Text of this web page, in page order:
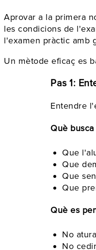
Aprovar a la primera
les condicions de
l'examen pràctic amb
Un mètode eficaç es
Pas 1:
Entendre
Què busca
Que
Que
Que
Que
Què es
No
No